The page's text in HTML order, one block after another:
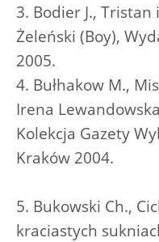
3. Bodier J., Tristan
Żeleński (Boy),
2005.
4. Bułhakow M.,
Irena
Kolekcja Gazety
Kraków 2004.
5. Bukowski Ch.,
kraciastych